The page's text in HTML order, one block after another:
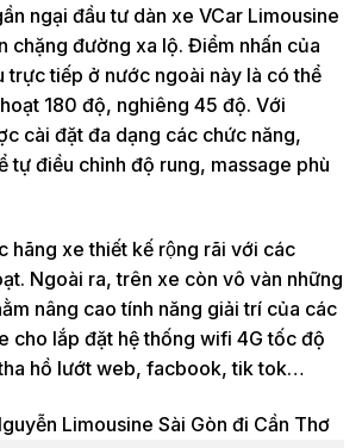
ngại đầu tư dàn xe VCar Limousine
chặng đường xa lộ. Điểm nhấn của
trực tiếp ở nước ngoài này là có thể
180 độ, nghiêng 45 độ. Với
cài đặt đa dạng các chức năng,
tự điều chỉnh độ rung, massage phù
hãng xe thiết kế rộng rãi với các
Ngoài ra, trên xe còn vô vàn những
nâng cao tính năng giải trí của các
cho lắp đặt hệ thống wifi 4G tốc độ
hồ lướt web, facbook, tik tok…